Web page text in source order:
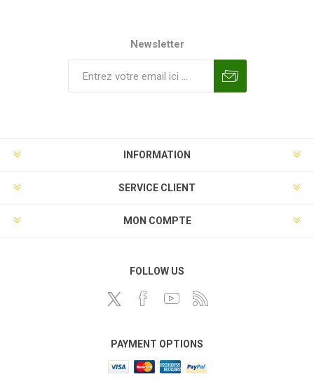
Newsletter
INFORMATION
SERVICE CLIENT
MON COMPTE
FOLLOW US
PAYMENT OPTIONS